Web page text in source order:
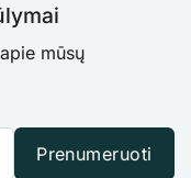
mūsų
Prenumeruoti